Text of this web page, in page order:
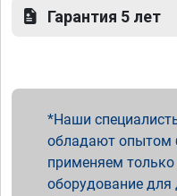
Гарантия 5 лет
Наши
обладают опытом
применяем только
оборудование для